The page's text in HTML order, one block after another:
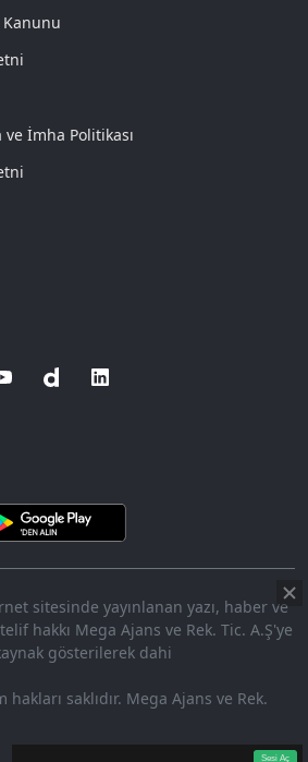
Aç
16.31%
Sesi Aç
İmha Politikası
sitesinde yayınlanan yazı, haber ve
hakkı Mega Ajans ve Rek. Tic. A.Ş'ye
gösterilerek dahi
saklıdır. Mega Ajans ve Rek.